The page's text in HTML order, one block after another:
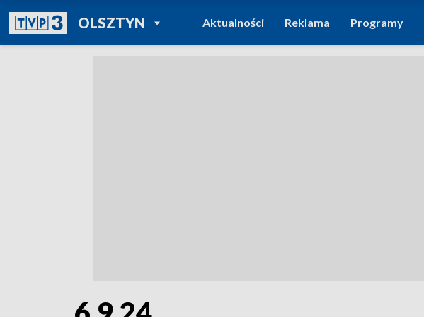
OLSZTYNPOWRÓT DO
TVP REGIONY
Aktualności Reklama Programy